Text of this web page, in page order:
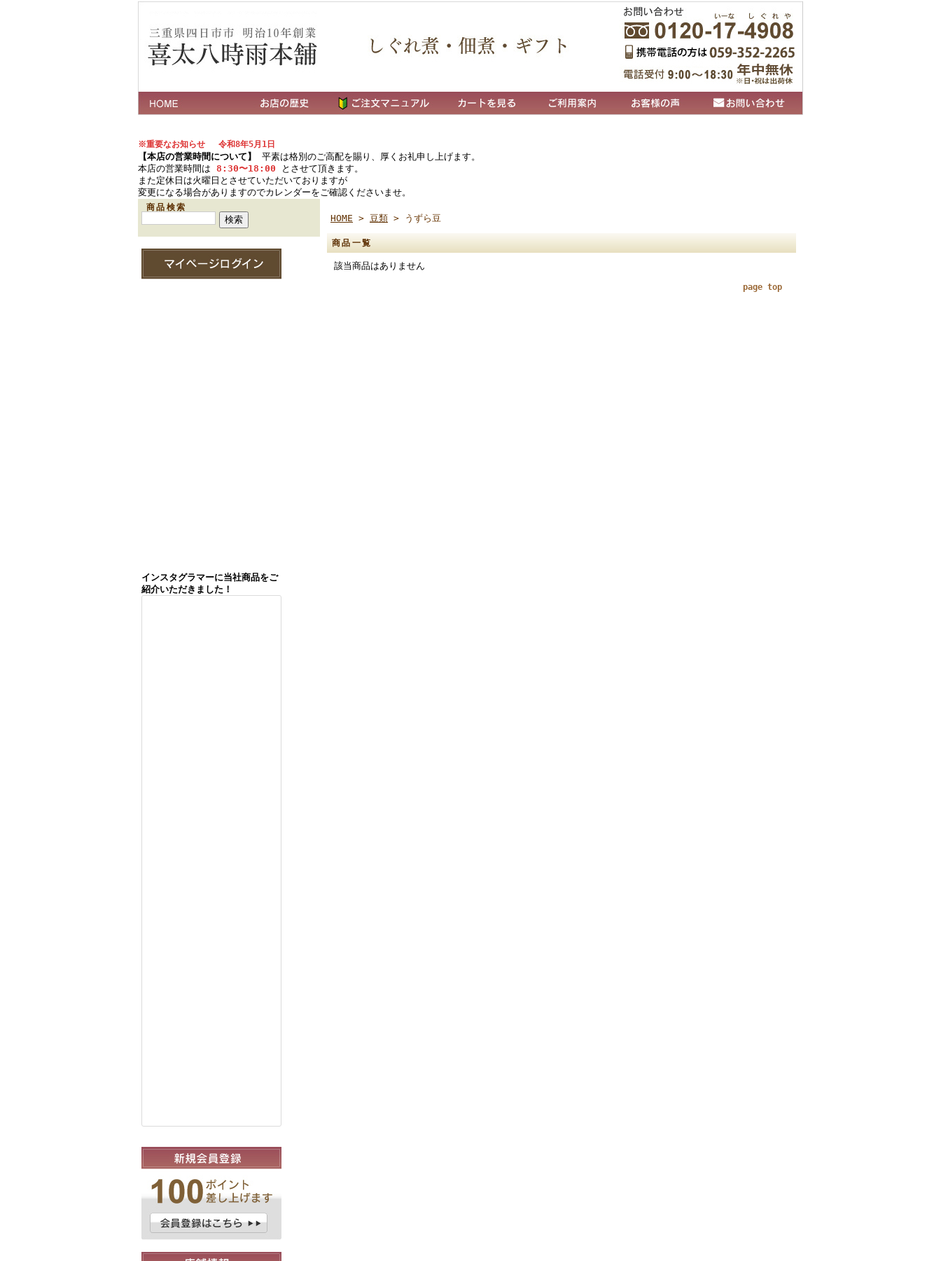
※重要なお知らせ 令和8年5月1日
【本店の営業時間について】
平素は格別のご高配を賜り、厚くお礼申し上げます。
本店の営業時間は 8:30〜18:00 とさせて頂きます。
また定休日は火曜日とさせていただいておりますが
変更になる場合がありますのでカレンダーをご確認くださいませ。
商品検索
インスタグラマーに当社商品をご
紹介いただきました！
HOME > 豆類 > うずら豆
商品一覧
該当商品はありません
page top